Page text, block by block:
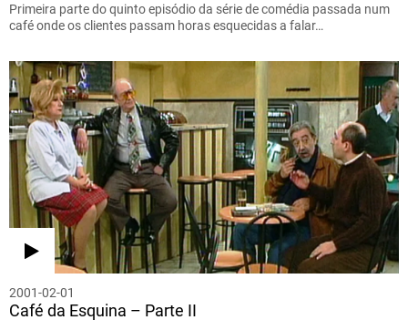
Primeira parte do quinto episódio da série de comédia passada num
café onde os clientes passam horas esquecidas a falar…
2001-02-01
Café da Esquina – Parte II